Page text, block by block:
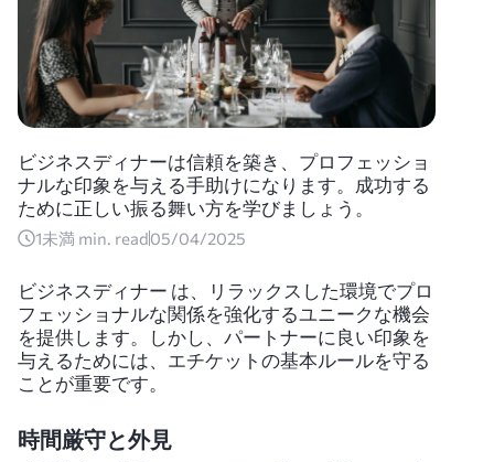
ビジネスディナーは信頼を築き、プロフェッショ
ナルな印象を与える手助けになります。成功する
ために正しい振る舞い方を学びましょう。
1未満 min. read05/04/2025
ビジネスディナー は、リラックスした環境でプロ
フェッショナルな関係を強化するユニークな機会
を提供します。しかし、パートナーに良い印象を
与えるためには、エチケットの基本ルールを守る
ことが重要です。
時間厳守と外見